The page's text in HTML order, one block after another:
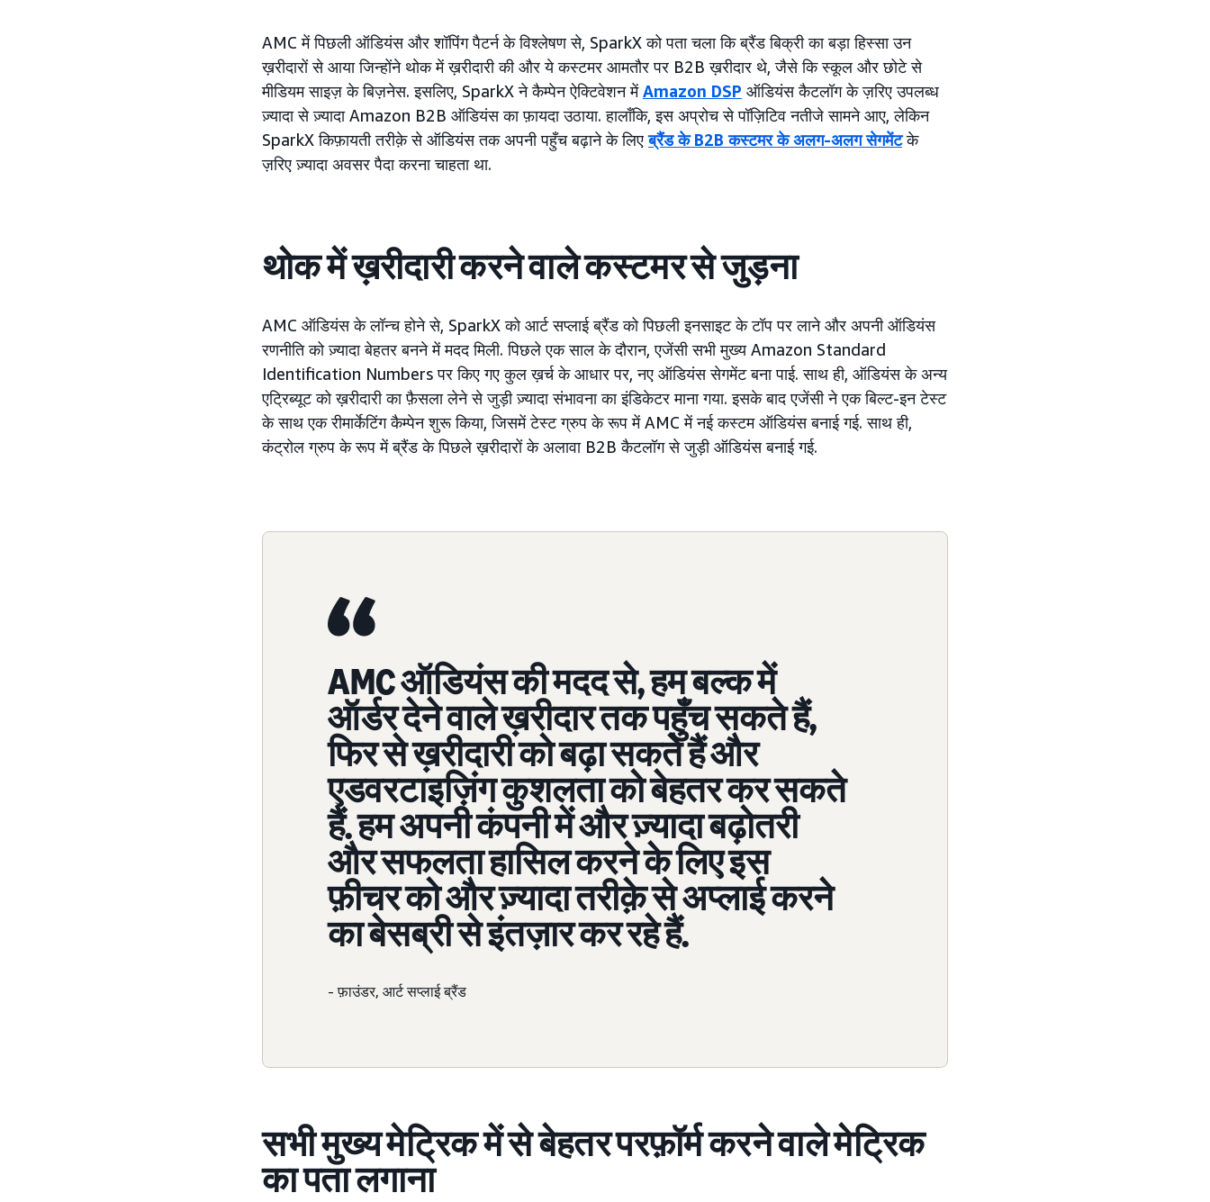
AMC में पिछली ऑडियंस और शॉपिंग पैटर्न के विश्लेषण से, SparkX को पता चला कि ब्रैंड बिक्री का बड़ा हिस्सा उन
ख़रीदारों से आया जिन्होंने थोक में ख़रीदारी की और ये कस्टमर आमतौर पर B2B ख़रीदार थे, जैसे कि स्कूल और छोटे से
मीडियम साइज़ के बिज़नेस. इसलिए, SparkX ने कैम्पेन ऐक्टिवेशन मेंAmazon DSP ऑडियंस कैटलॉग के ज़रिए उपलब्ध
ज़्यादा से ज़्यादा Amazon B2B ऑडियंस का फ़ायदा उठाया. हालाँकि, इस अप्रोच से पॉज़िटिव नतीजे सामने आए, लेकिन
SparkX किफ़ायती तरीक़े से ऑडियंस तक अपनी पहुँच बढ़ाने के लिएब्रैंड के B2B कस्टमर के अलग-अलग सेगमेंटके
ज़रिए ज़्यादा अवसर पैदा करना चाहता था.
थोक में ख़रीदारी करने वाले कस्टमर से जुड़ना
AMC ऑडियंस के लॉन्च होने से, SparkX को आर्ट सप्लाई ब्रैंड को पिछली इनसाइट के टॉप पर लाने और अपनी ऑडियंस
रणनीति को ज़्यादा बेहतर बनने में मदद मिली. पिछले एक साल के दौरान, एजेंसी सभी मुख्य Amazon Standard
Identification Numbers पर किए गए कुल ख़र्च के आधार पर, नए ऑडियंस सेगमेंट बना पाई. साथ ही, ऑडियंस के अन्य
एट्रिब्यूट को ख़रीदारी का फ़ैसला लेने से जुड़ी ज़्यादा संभावना का इंडिकेटर माना गया. इसके बाद एजेंसी ने एक बिल्ट-इन टेस्ट
के साथ एक रीमार्केटिंग कैम्पेन शुरू किया, जिसमें टेस्ट ग्रुप के रूप में AMC में नई कस्टम ऑडियंस बनाई गई. साथ ही,
कंट्रोल ग्रुप के रूप में ब्रैंड के पिछले ख़रीदारों के अलावा B2B कैटलॉग से जुड़ी ऑडियंस बनाई गई.
AMC ऑडियंस की मदद से, हम बल्क में
ऑर्डर देने वाले ख़रीदार तक पहुँच सकते हैं,
फिर से ख़रीदारी को बढ़ा सकते हैं और
एडवरटाइज़िंग कुशलता को बेहतर कर सकते
हैं. हम अपनी कंपनी में और ज़्यादा बढ़ोतरी
और सफलता हासिल करने के लिए इस
फ़ीचर को और ज़्यादा तरीक़े से अप्लाई करने
का बेसब्री से इंतज़ार कर रहे हैं.
- फ़ाउंडर, आर्ट सप्लाई ब्रैंड
सभी मुख्य मेट्रिक में से बेहतर परफ़ॉर्म करने वाले मेट्रिक
का पता लगाना